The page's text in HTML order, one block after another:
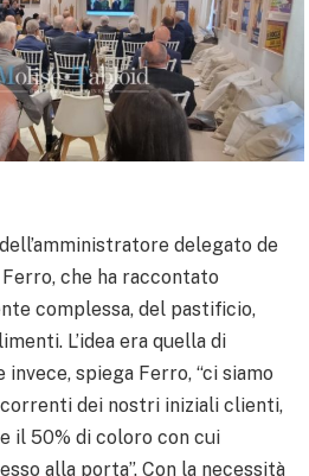
delegato de
che ha raccontato
complessa, del pastificio,
L’idea era quella di
spiega Ferro, “ci siamo
dei nostri iniziali clienti,
il 50% di coloro con cui
alla porta”. Con la necessità